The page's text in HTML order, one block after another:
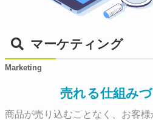
で作り納品する。
マーケティング
Marketing
売れる仕組み
商品が売り込むことなく、お客